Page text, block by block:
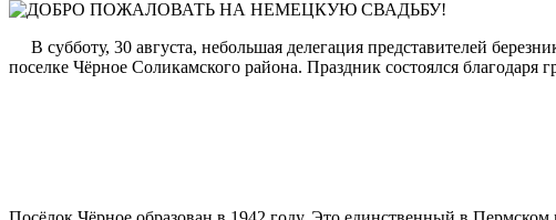
В субботу, 30 августа, небольшая делегация представителей
поселке Чёрное Соликамского района. Праздник состоялся